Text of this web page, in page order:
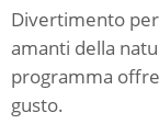
Divertimento
amanti della
programma
gusto.